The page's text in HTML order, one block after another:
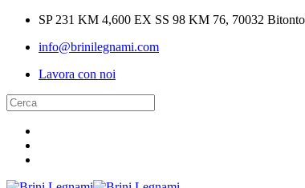
SP 231 KM 4,600 EX SS 98 KM 76, 70032
info@brinilegnami.com
Lavora con noi